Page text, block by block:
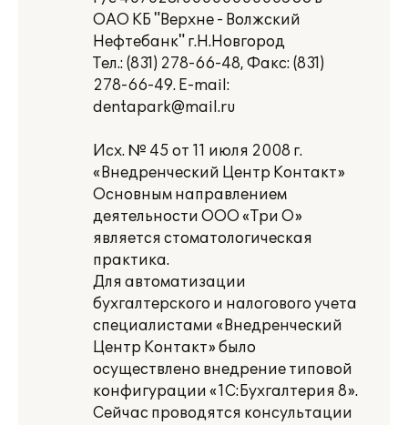
ОАО КБ "Верхне - Волжский
Нефтебанк" г.Н.Новгород
Тел.: (831) 278-66-48, Факс: (831)
278-66-49. E-mail:
dentapark@mail.ru
Исх. № 45 от 11 июля 2008 г.
«Внедренческий Центр Контакт»
Основным направлением
деятельности ООО «Три О»
является стоматологическая
практика.
Для автоматизации
бухгалтерского и налогового учета
специалистами «Внедренческий
Центр Контакт» было
осуществлено внедрение типовой
конфигурации «1С:Бухгалтерия 8».
Сейчас проводятся консультации